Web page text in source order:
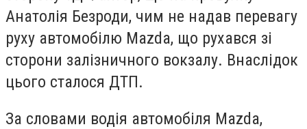
Анатолія Безроди, чим не надав перевагу
руху автомобілю Mazda, що рухався зі
сторони залізничного вокзалу. Внаслідок
цього сталося ДТП.
За словами водія автомобіля Mazda,